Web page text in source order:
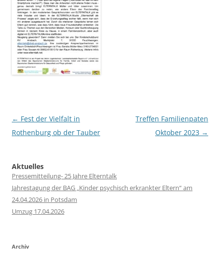
Post
navigation
← Fest der Vielfalt in
Rothenburg ob der Tauber
Treffen Familienpaten
Oktober 2023 →
Aktuelles
Pressemitteilung- 25 Jahre Elterntalk
Jahrestagung der BAG „Kinder psychisch erkrankter Eltern“ am
24.04.2026 in Potsdam
Umzug 17.04.2026
Archiv